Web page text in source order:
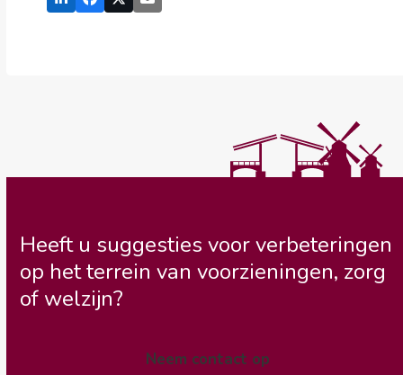
Heeft u suggesties voor verbeteringen
op het terrein van voorzieningen, zorg
of welzijn?
Neem contact op